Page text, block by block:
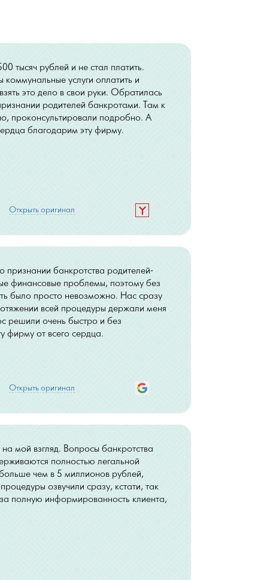
тысяч рублей и не стал платить.
услуги оплатить и
это дело в свои руки. Обратилась
родителей банкротами. Там к
проконсультировали подробно. А
благодарим эту фирму.
Открыть оригинал
банкротства родителей-
финансовые проблемы, поэтому без
было просто невозможно. Нас сразу
всей процедуры держали меня
решили очень быстро и без
фирму от всего сердца.
Открыть оригинал
мой взгляд. Вопросы банкротства
полностью легальной
чем в 5 миллионов рублей,
озвучили сразу, кстати, так
полную информированность клиента,